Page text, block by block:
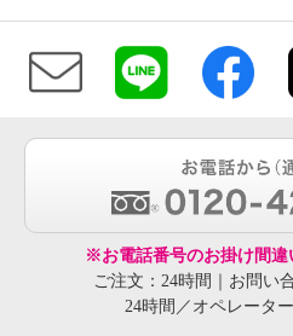
※お電話番号のお掛け間違
ご注文：24時間｜お問い
24時間／オペレータ